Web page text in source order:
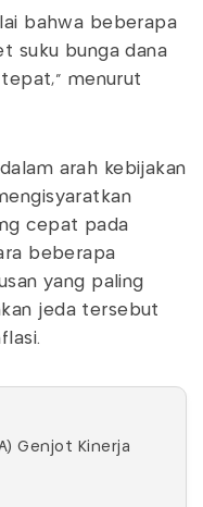
bahwa beberapa
suku bunga dana
menurut
arah kebijakan
cepat pada
beberapa
yang paling
jeda tersebut
Genjot Kinerja